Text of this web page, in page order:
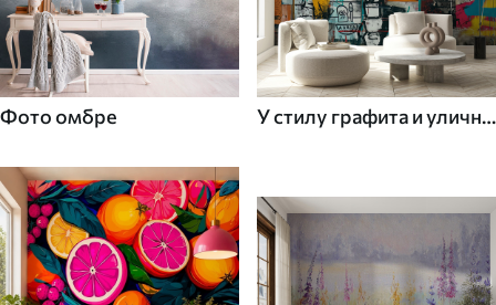
Фото омбре
У стилу графита и уличне